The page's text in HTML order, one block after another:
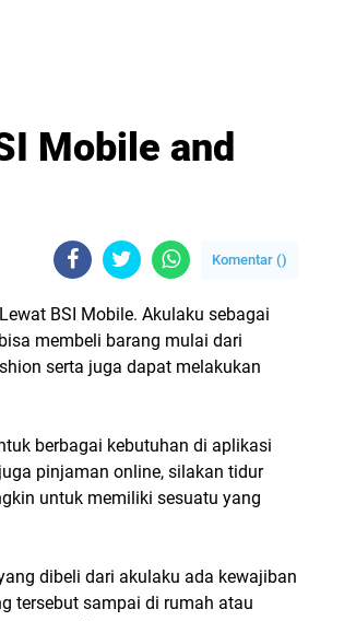
Mobile and
Komentar ()
BSI Mobile. Akulaku sebagai
membeli barang mulai dari
serta juga dapat melakukan
berbagai kebutuhan di aplikasi
pinjaman online, silakan tidur
untuk memiliki sesuatu yang
dibeli dari akulaku ada kewajiban
tersebut sampai di rumah atau